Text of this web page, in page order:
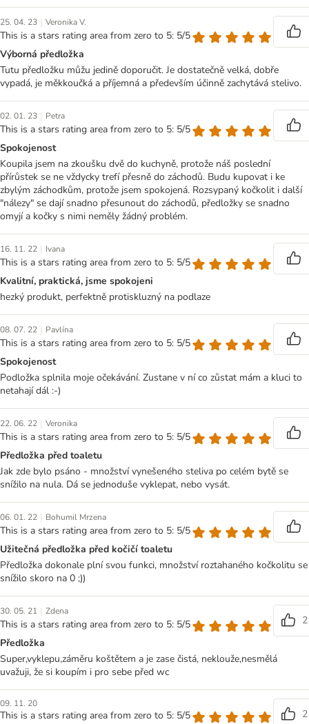
25. 04. 23 | Veronika V.
This is a stars rating area from zero to 5: 5/5
Výborná předložka
Tutu předložku můžu jedině doporučit. Je dostatečně velká, dobře
vypadá, je měkkoučká a příjemná a především účinně zachytává stelivo.
02. 01. 23 | Petra
This is a stars rating area from zero to 5: 5/5
Spokojenost
Koupila jsem na zkoušku dvě do kuchyně, protože náš poslední
přírůstek se ne vždycky trefí přesně do záchodů. Budu kupovat i ke
zbylým záchodkům, protože jsem spokojená. Rozsypaný kočkolit i další
"nálezy" se dají snadno přesunout do záchodů, předložky se snadno
omyjí a kočky s nimi neměly žádný problém.
16. 11. 22 | Ivana
This is a stars rating area from zero to 5: 5/5
Kvalitní, praktická, jsme spokojeni
hezký produkt, perfektně protiskluzný na podlaze
08. 07. 22 | Pavlína
This is a stars rating area from zero to 5: 5/5
Spokojenost
Podložka splnila moje očekávání. Zustane v ní co zůstat mám a kluci to
netahají dál :-)
22. 06. 22 | Veronika
This is a stars rating area from zero to 5: 5/5
Předložka před toaletu
Jak zde bylo psáno - množství vynešeného steliva po celém bytě se
snížilo na nula. Dá se jednoduše vyklepat, nebo vysát.
06. 01. 22 | Bohumil Mrzena
This is a stars rating area from zero to 5: 5/5
Užitečná předložka před kočičí toaletu
Předložka dokonale plní svou funkci, množství roztahaného kočkolitu se
snížilo skoro na 0 ;))
30. 05. 21 | Zdena
This is a stars rating area from zero to 5: 5/5
2
Předložka
Super,vyklepu,záměru koštětem a je zase čistá, neklouže,nesmělá
uvažuji, že si koupím i pro sebe před wc
09. 11. 20
This is a stars rating area from zero to 5: 5/5 2